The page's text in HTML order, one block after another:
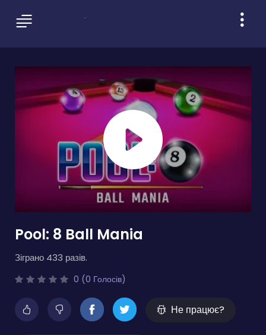
Pool: 8 Ball Mania
Зіграно 433 разів.
0 (0 Голосів)
Не працює?